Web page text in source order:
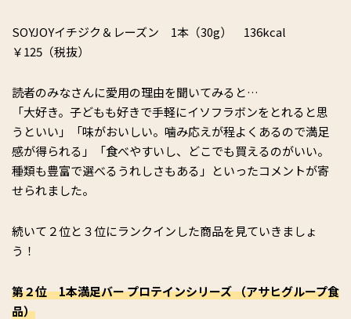
SOYJOYイチジク＆レーズン 1本（30g） 136kcal
￥125（税抜）
読者のみなさんに愛用の理由を聞いてみると…
「大好き。子どもも好きで手軽にイソフラボンをとれると思
うといい」「味がおいしい。噛み応えが程よくあるので満足
感が得られる」「食べやすいし、どこでも買えるのがいい。
種類も豊富で選べるうれしさもある」といったコメントが寄
せられました。
続いて２位と３位にランクインした商品を見ていきましょ
う！
第２位 1本満足バー プロテインシリーズ （アサヒグループ食
品）